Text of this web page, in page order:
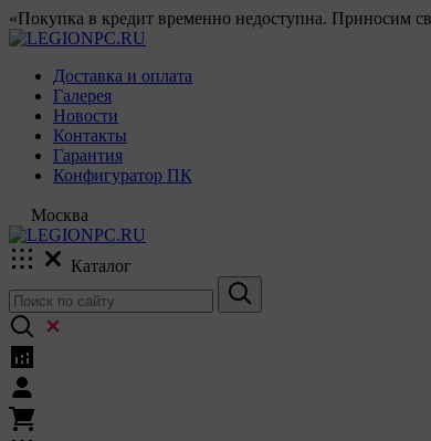
«Покупка в кредит временно недоступна. Приносим
Доставка и оплата
Галерея
Новости
Контакты
Гарантия
Конфигуратор ПК
Москва
Каталог